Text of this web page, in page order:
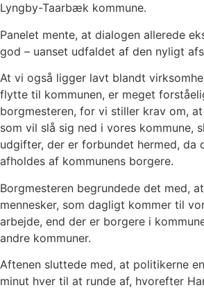
Lyngby-Taarbæk kommune.
Panelet mente, at dialogen allerede
god – uanset udfaldet af den nyligt
At vi også ligger lavt blandt
flytte til kommunen, er meget
borgmesteren, for vi stiller krav om,
som vil slå sig ned i vores kommune,
udgifter, der er forbundet hermed, da
afholdes af kommunens borgere.
Borgmesteren begrundede det med,
mennesker, som dagligt kommer til
arbejde, end der er borgere i
andre kommuner.
Aftenen sluttede med, at politikerne
minut hver til at runde af, hvorefter